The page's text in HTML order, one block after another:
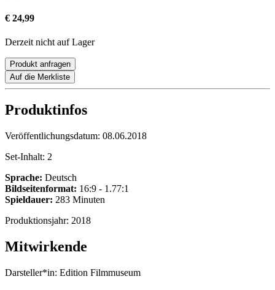
€ 24,99
Derzeit nicht auf Lager
Produkt anfragen
Auf die Merkliste
Produktinfos
Veröffentlichungsdatum: 08.06.2018
Set-Inhalt: 2
Sprache: Deutsch
Bildseitenformat: 16:9 - 1.77:1
Spieldauer: 283 Minuten
Produktionsjahr: 2018
Mitwirkende
Darsteller*in: Edition Filmmuseum